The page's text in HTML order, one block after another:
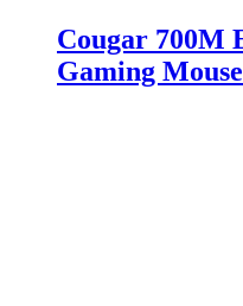
Cougar 700M
Gaming